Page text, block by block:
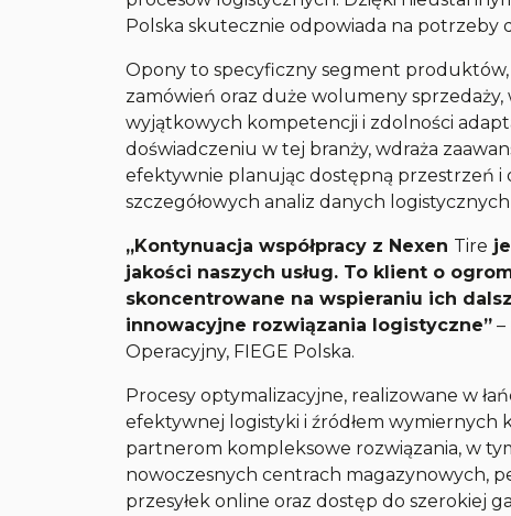
Polska skutecznie odpowiada na potrzeby
Opony to specyficzny segment
zamówień oraz duże wolumeny
wyjątkowych kompetencji i zdolności
doświadczeniu w tej branży, wdraża
efektywnie planując dostępną przestrzeń i
szczegółowych analiz danych
„Kontynuacja współpracy z Nexen Tire
jakości naszych usług. To klient o
skoncentrowane na wspieraniu ich
innowacyjne rozwiązania logistyczne”
Operacyjny, FIEGE Polska.
Procesy optymalizacyjne, realizowane w
efektywnej logistyki i źródłem wymiernych
partnerom kompleksowe rozwiązania, w
nowoczesnych centrach magazynowych,
przesyłek online oraz dostęp do szerokiej